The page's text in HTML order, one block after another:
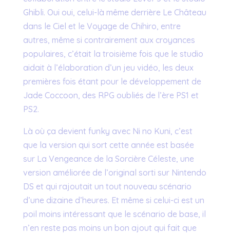
Ghibli. Oui oui, celui-là même derrière Le Château
dans le Ciel et le Voyage de Chihiro, entre
autres, même si contrairement aux croyances
populaires, c’était la troisième fois que le studio
aidait à l’élaboration d’un jeu vidéo, les deux
premières fois étant pour le développement de
Jade Coccoon, des RPG oubliés de l’ère PS1 et
PS2.
Là où ça devient funky avec Ni no Kuni, c’est
que la version qui sort cette année est basée
sur La Vengeance de la Sorcière Céleste, une
version améliorée de l’original sorti sur Nintendo
DS et qui rajoutait un tout nouveau scénario
d’une dizaine d’heures. Et même si celui-ci est un
poil moins intéressant que le scénario de base, il
n’en reste pas moins un bon ajout qui fait que